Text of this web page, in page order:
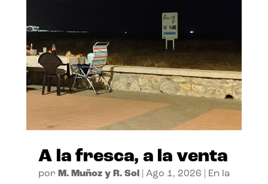
A la fresca, a la venta
por M. Muñoz y R. Sol Ago 1, 2026
En la